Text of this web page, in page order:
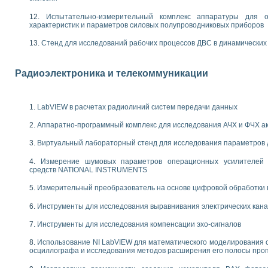
путем моделирования технологических процессов пищевых
и защиты ускорителя ЛУЭ-200
процессом цементирования нефтегазовых скважин
с использованием среды графического программирования
термотрансферной маркировки изделий
переходных процессов при коротких замыканиях в узлах электрических
швов на базе технологий фирмы NATIONAL INSTRUMENTS
неиндустриальных камер в производственных условиях
стенды
стенда по измерению профиля зеркальной антенны и построению
комплексы для вузов, осуществляющих подготовку специалистов
в процесе изучения специальных дисциплин в технических
«Цифровые вычислительные устройства и микропроцессоры
ИНС на основе LabVIEW
теории коммутации
Испытательно-измерительный комплекс аппаратуры для
характеристик и параметров силовых полупроводниковых приборов
Стенд для исследований рабочих процессов ДВС в
Радиоэлектроника и телекоммуникации
LabVIEW в расчетах радиолиний систем передачи данных
Аппаратно-программный комплекс для исследования АЧХ и ФЧХ
Виртуальный лабораторный стенд для исследования
Измерение шумовых параметров операционных
средств NATIONAL INSTRUMENTS
Измерительный преобразователь на основе цифровой обработки
Инструменты для исследования выравнивания электрических
Инструменты для исследования компенсации эхо-сигналов
Использование NI LabVIEW для математического моделирования
осциллографа и исследования методов расширения его полосы